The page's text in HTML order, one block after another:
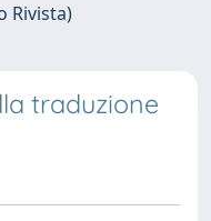
Rivista)
traduzione